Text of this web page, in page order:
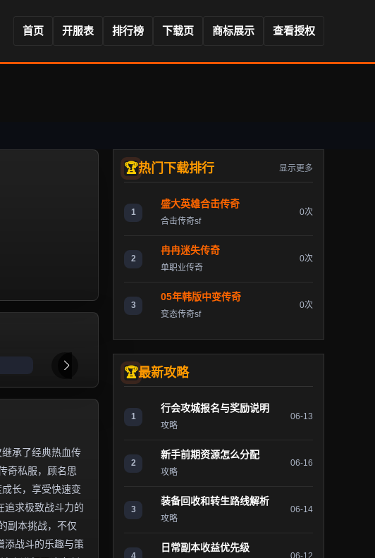
首页 开服表 排行榜 下载页 商标展示 查看授权
承了经典热血传
奇私服，顾名思
长，享受快速变
追求极致战斗力的
副本挑战，不仅
添战斗的乐趣与策
热门下载排行 显示更多
1
盛大英雄合击传奇
合击传奇sf
0次
2
冉冉迷失传奇
单职业传奇
0次
3
05年韩版中变传奇
变态传奇sf
0次
最新攻略
1
行会攻城报名与奖励说明
攻略
06-13
2
新手前期资源怎么分配
攻略
06-16
3
装备回收和转生路线解析
攻略
06-14
4
日常副本收益优先级
06-12